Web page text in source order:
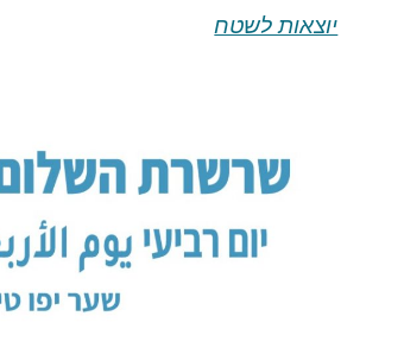
יוצאות לשטח